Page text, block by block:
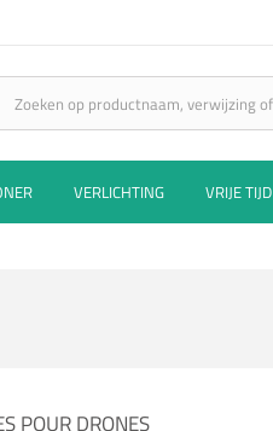
VERLICHTING VRIJE TIJD
POUR DRONES